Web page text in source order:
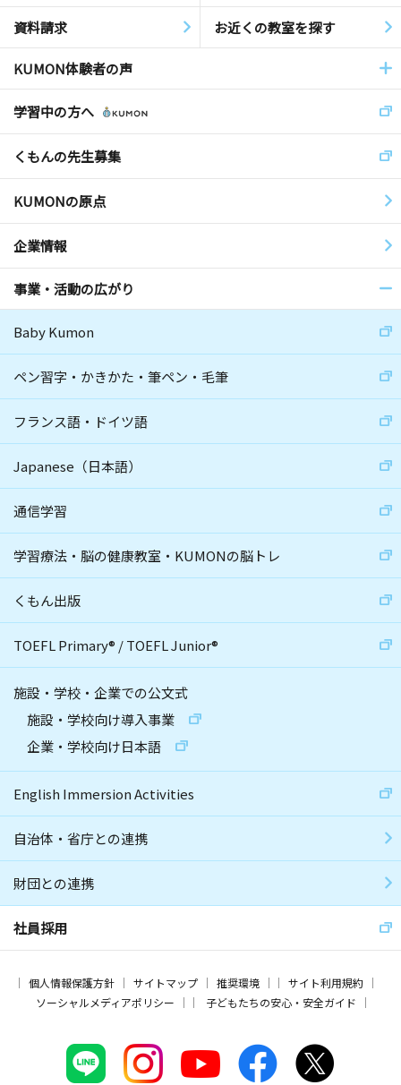
資料請求 お近くの教室を探す
KUMON体験者の声
学習中の方へ
くもんの先生募集
KUMONの原点
企業情報
事業・活動の広がり
Baby Kumon
ペン習字・かきかた・筆ペン・毛筆
フランス語・ドイツ語
Japanese（日本語）
通信学習
学習療法・脳の健康教室・KUMONの脳トレ
くもん出版
TOEFL Primary® /TOEFL Junior®
施設・学校・企業での公文式
施設・学校向け導入事業
企業・学校向け日本語
English Immersion Activities
自治体・省庁との連携
財団との連携
社員採用
個人情報保護方針 サイトマップ 推奨環境
サイト利用規約
ソーシャルメディアポリシー
子どもたちの安心・安全ガイド